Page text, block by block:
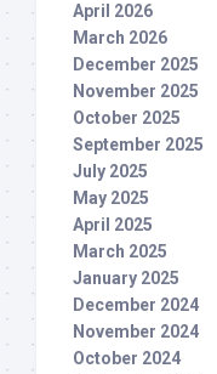
April 2026
March 2026
December 2025
November 2025
October 2025
September 2025
July 2025
May 2025
April 2025
March 2025
January 2025
December 2024
November 2024
October 2024